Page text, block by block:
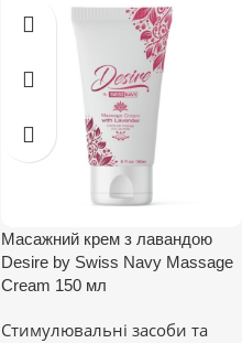
Масажний крем з лавандою
Desire by Swiss Navy Massage
Cream 150 мл
Стимулювальні засоби та